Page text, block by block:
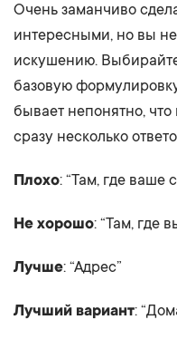
Очень заманчиво
интересными, но вы
искушению.
базовую
бывает непонятно,
сразу несколько
Плохо: “Там, где ваше
Не хорошо: “Там, где
Лучше: “Адрес”
Лучший вариант: